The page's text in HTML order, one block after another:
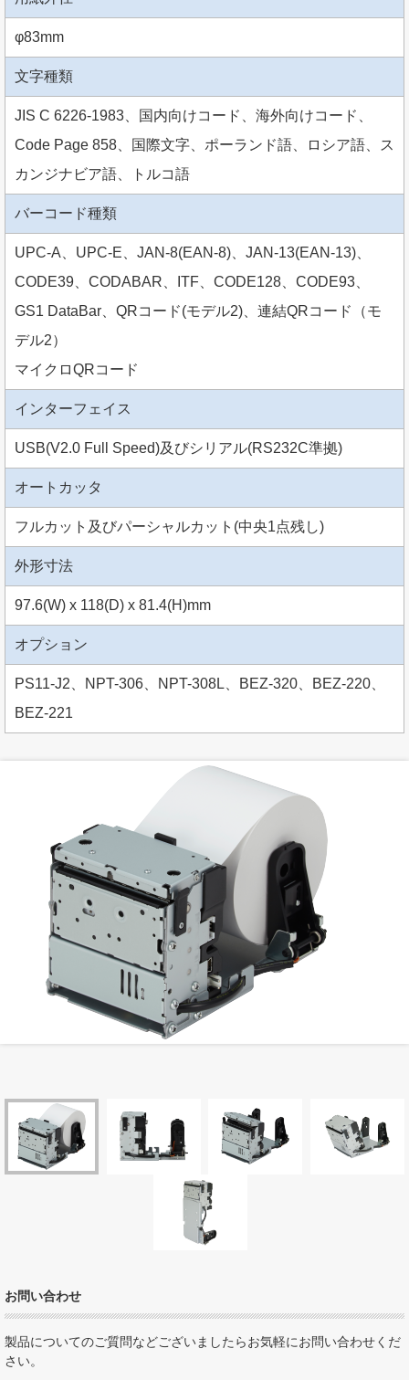
φ83mm
文字種類
JIS C 6226-1983、国内向けコード、海外向けコード、
Code Page 858、国際文字、ポーランド語、ロシア語、ス
カンジナビア語、トルコ語
バーコード種類
UPC-A、UPC-E、JAN-8(EAN-8)、JAN-13(EAN-13)、
CODE39、CODABAR、ITF、CODE128、CODE93、
GS1 DataBar、QRコード(モデル2)、連結QRコード（モ
デル2）
マイクロQRコード
インターフェイス
USB(V2.0 Full Speed)及びシリアル(RS232C準拠)
オートカッタ
フルカット及びパーシャルカット(中央1点残し)
外形寸法
97.6(W) x 118(D) x 81.4(H)mm
オプション
PS11-J2、NPT-306、NPT-308L、BEZ-320、BEZ-220、
BEZ-221
お問い合わせ
製品についてのご質問などございましたらお気軽にお問い合わせくだ
さい。